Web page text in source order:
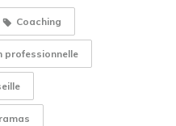
Coaching
professionnelle